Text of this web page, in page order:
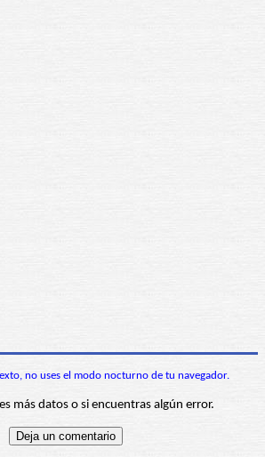
no uses el modo nocturno de tu navegador.
más datos o si encuentras algún error.